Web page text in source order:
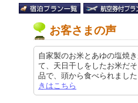
お客さまの声
自家製のお米とあゆの塩焼
て、天日干しをしたお米だ
品で、頭から食べられまし
きはこちら